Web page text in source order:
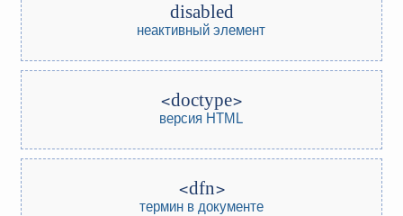
disabled
неактивный элемент
doctype
версия HTML
dfn
термин в документе